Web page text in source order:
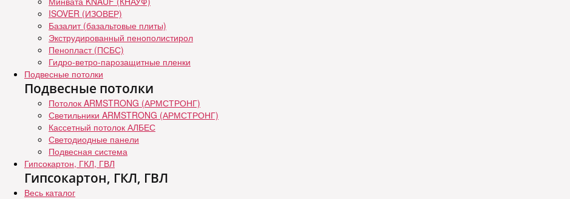
ISOVER (ИЗОВЕР)
Базалит (базальтовые плиты)
Экструдированный пенополистирол
Пенопласт (ПСБС)
Гидро-ветро-парозащитные пленки
Подвесные потолки
Подвесные потолки
Потолок ARMSTRONG (АРМСТРОНГ)
Светильники ARMSTRONG (АРМСТРОНГ)
Кассетный потолок АЛБЕС
Светодиодные панели
Подвесная система
Гипсокартон, ГКЛ, ГВЛ
Гипсокартон, ГКЛ, ГВЛ
Весь каталог